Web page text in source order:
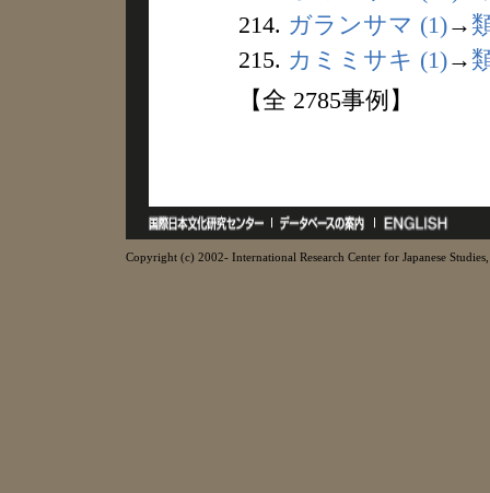
214. ガランサマ (1)→
215. カミミサキ (1)→
【全 2785事例】
Copyright (c) 2002- International Research Center for Japanese